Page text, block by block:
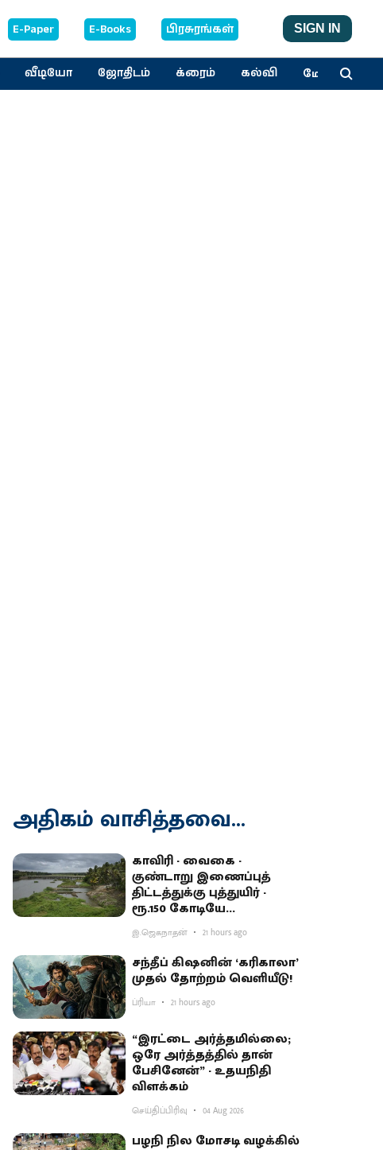
E-Paper E-Books பிரசுரங்கள் SIGN IN
வீடியோ ஜோதிடம் க்ரைம் கல்வி மேலும்
அதிகம் வாசித்தவை...
காவிரி - வைகை -
குண்டாறு இணைப்புத்
திட்டத்துக்கு புத்துயிர் -
ரூ.150 கோடியே
ஒதுக்கியதால் விவசாயிகள்
ஏமாற்றம்
இ.ஜெகநாதன் 21 hours ago
சந்தீப் கிஷனின் ‘கரிகாலா’
முதல் தோற்றம் வெளியீடு!
ப்ரியா 21 hours ago
“இரட்டை அர்த்தமில்லை;
ஒரே அர்த்தத்தில் தான்
பேசினேன்” - உதயநிதி
விளக்கம்
செய்திப்பிரிவு 04 Aug 2026
பழநி நில மோசடி வழக்கில்